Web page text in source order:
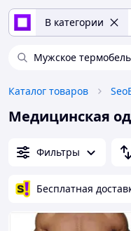
В категории
Мужское
Каталог товаров
Медицинская
Фильтры
Бесплатная